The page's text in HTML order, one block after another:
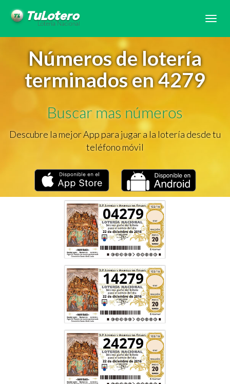
Números de lotería
terminados en 4279
Buscar mas números
Descubre la mejor App para jugar a la lotería desde tu
teléfono móvil
04279
14279
24279